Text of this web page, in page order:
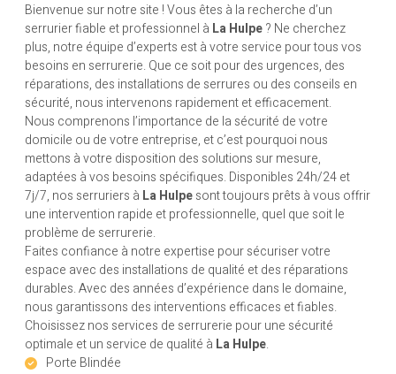
Bienvenue sur notre site ! Vous êtes à la recherche d’un
serrurier fiable et professionnel à La Hulpe? Ne cherchez
plus, notre équipe d’experts est à votre service pour tous vos
besoins en serrurerie. Que ce soit pour des urgences, des
réparations, des installations de serrures ou des conseils en
sécurité, nous intervenons rapidement et efficacement.
Nous comprenons l’importance de la sécurité de votre
domicile ou de votre entreprise, et c’est pourquoi nous
mettons à votre disposition des solutions sur mesure,
adaptées à vos besoins spécifiques. Disponibles 24h/24 et
7j/7, nos serruriers à La Hulpesont toujours prêts à vous offrir
une intervention rapide et professionnelle, quel que soit le
problème de serrurerie.
Faites confiance à notre expertise pour sécuriser votre
espace avec des installations de qualité et des réparations
durables. Avec des années d’expérience dans le domaine,
nous garantissons des interventions efficaces et fiables.
Choisissez nos services de serrurerie pour une sécurité
optimale et un service de qualité à La Hulpe.
Porte Blindée